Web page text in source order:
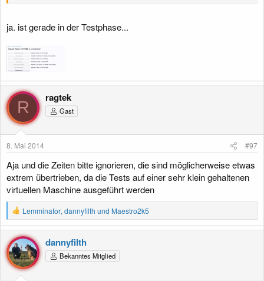
ja. ist gerade in der Testphase...
R
ragtek
Gast
8. Mai 2014 #97
Aja und die Zeiten bitte ignorieren, die sind möglicherweise etwas
extrem übertrieben, da die Tests auf einer sehr klein gehaltenen
virtuellen Maschine ausgeführt werden
R
e
a
k
t
i
o
n
Lemminator, dannyfilth und Maestro2k5
dannyfilth
Bekanntes Mitglied